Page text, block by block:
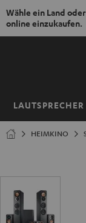
Wähle ein Land
online einzukaufen.
ZUM
LAUTSPRECHER
Startseite
HEIMKINO